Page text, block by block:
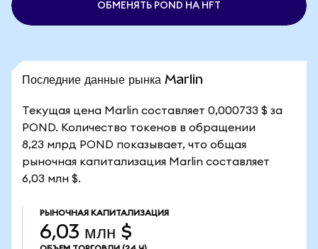
ОБМЕНЯТЬ POND НА HFT
Последние данные рынка Marlin
Текущая цена Marlin составляет 0,000733 $ за
POND. Количество токенов в обращении
8,23 млрд POND показывает, что общая
рыночная капитализация Marlin составляет
6,03 млн $.
РЫНОЧНАЯ КАПИТАЛИЗАЦИЯ
6,03 млн $